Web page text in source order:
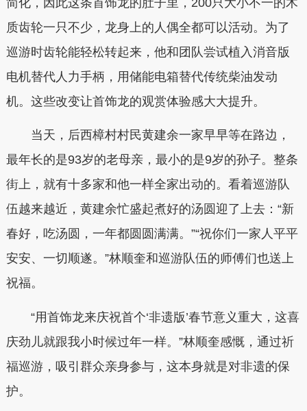
质齿轮一只不少，龙身上的人偶全都可以活动。为了
巡游时齿轮能轻松转起来，他和团队尝试植入消音版
电机替代人力手柄，用储能电箱替代传统柴油发动
机。这些改变让首饰龙的观赏体验感大大提升。
当天，后西樟村村民黄建余一家早早等在路边，
最年长的是93岁的老母亲，最小的是9岁的孙子。整条
街上，就有十多家和他一样全家出动的。看着巡游队
伍越来越近，黄建余忙盛起煮好的汤圆迎了上去：“新
春好，吃汤圆，一年都圆圆满满。”“祝你们一家人平平
安安、一切顺遂。”林顺奎和巡游队伍的师傅们也送上
祝福。
“用首饰龙来庆祝首个‘非遗版’春节意义重大，这喜
庆劲儿就跟我小时候过年一样。”林顺奎感慨，通过祈
福巡游，吸引群众亲身参与，这本身就是对非遗的保
护。